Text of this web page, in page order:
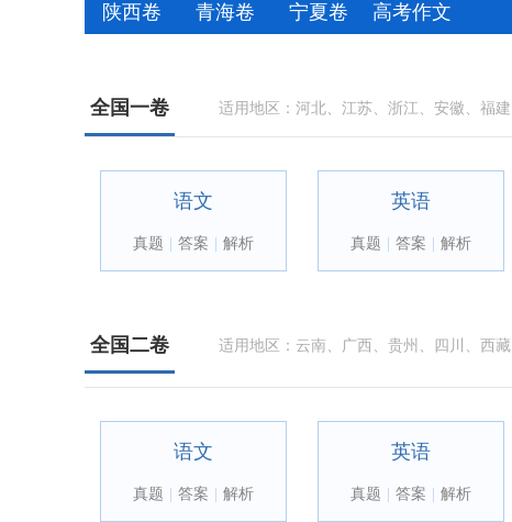
陕西卷 青海卷 宁夏卷 高考作文
全国一卷 适用地区：河北、江苏、浙江、安徽、福
语文
真题 答案 解析
英语
真题 答案 解析
全国二卷 适用地区：云南、广西、贵州、四川、西
语文
真题 答案 解析
英语
真题 答案 解析